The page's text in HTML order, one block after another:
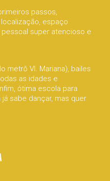
passos,
espaço
super atencioso e
metrô Vl. Mariana), bailes
as idades e
ótima escola para
sabe dançar, mas quer